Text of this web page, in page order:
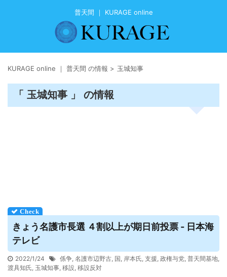
普天間 ｜ KURAGE online
KURAGE online ｜ 普天間 の情報 > 玉城知事
「 玉城知事 」 の情報
きょう名護市長選 ４割以上が期日前投票 - 日本海
テレビ
2022/1/24 係争, 名護市辺野古, 国, 岸本氏, 支援, 政権与党, 普天間基地,
渡具知氏, 玉城知事, 移設, 移設反対